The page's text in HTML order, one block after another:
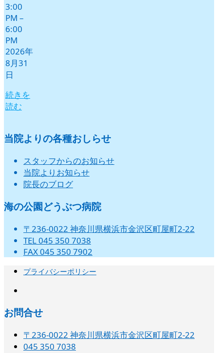
3:00
PM –
6:00
PM
2026年
8月31
日
続きを
読む
当院よりの各種おしらせ
スタッフからのお知らせ
当院よりお知らせ
院長のブログ
海の公園どうぶつ病院
〒236-0022 神奈川県横浜市金沢区町屋町2-22
TEL 045 350 7038
FAX 045 350 7902
プライバシーポリシー
お問合せ
〒236-0022 神奈川県横浜市金沢区町屋町2-22
045 350 7038‬